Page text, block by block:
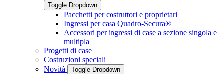
Toggle Dropdown
Pacchetti per costruttori e proprietari
Ingressi per casa Quadro-Secura®
Accessori per ingressi di case a sezione singola e
multipla
Progetti di case
Costruzioni speciali
Novità
Toggle Dropdown